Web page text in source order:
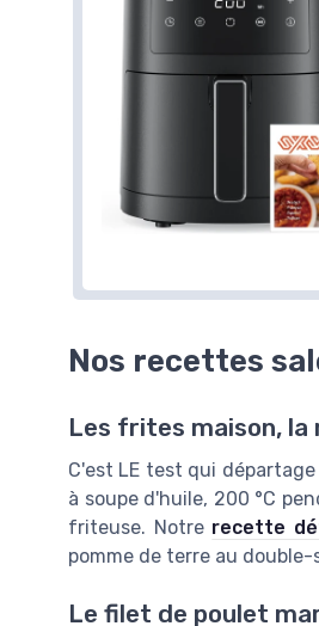
Nos recettes
Les frites maison, la
C'est LE test qui
à soupe d'huile, 200 °C
friteuse. Notre recette
pomme de terre au double-
Le filet de poulet